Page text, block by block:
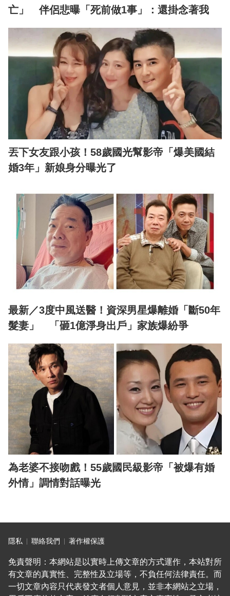
亡」 伴侶悲曝「死前做1事」：還掛念著我
丟下女友跟小孩！58歲國光幫影帝「爆美國結
婚3年」新娘身分曝光了
最新／3度中風送醫！資深男星爆離婚「斷50年
髮妻」 「砸1億淨身出戶」家族爆紛爭
為老婆不接吻戲！55歲國民級影帝「被爆有婚
外情」調情對話曝光
隱私 聯絡我們 著作權保護
免責聲明：本網站是以實時上傳文章的方式運作，本站對所
有文章的真實性、完整性及立場等，不負任何法律責任。而
一切文章內容只代表發文者個人意見，並非本網站之立場，